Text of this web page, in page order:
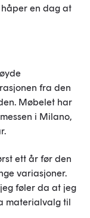
en dag at
fra den
Møbelet har
i Milano,
ett år før den
variasjoner.
føler da at jeg
materialvalg til